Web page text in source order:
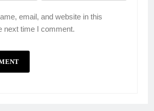
email, and website in this
next time I comment.